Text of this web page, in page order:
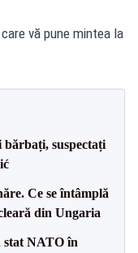
care vă pune mintea la
suspectați
Ce se întâmplă
din Ungaria
stat NATO în